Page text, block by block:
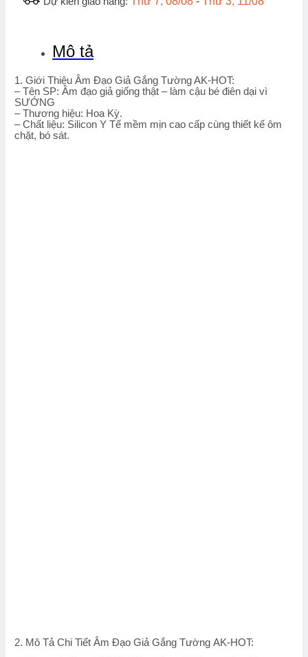
Mô tả
1. Giới Thiệu Âm Đạo Giả Gắng Tường AK-HOT:
– Tên SP: Âm đạo giả giống thật – làm cậu bé điên dại vì
SƯỚNG
– Thương hiệu: Hoa Kỳ.
– Chất liệu: Silicon Y Tế mềm mịn cao cấp cùng thiết kế ôm
chặt, bó sát.
2. Mô Tả Chi Tiết Âm Đạo Giả Gắng Tường AK-HOT: